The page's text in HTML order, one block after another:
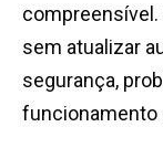
compreensível.
sem atualizar
segurança,
funcionamento